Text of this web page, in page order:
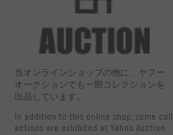
当オンラインショップの他に、ヤフー
オークションでも一部コレクションを
出品しています。
In addition to this online shop, some coll
ections are exhibited at Yahoo Auction.